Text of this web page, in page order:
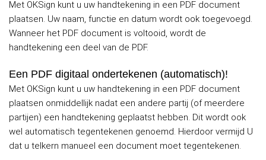
Met OKSign kunt u uw handtekening in een PDF document
plaatsen. Uw naam, functie en datum wordt ook toegevoegd.
Wanneer het PDF document is voltooid, wordt de
handtekening een deel van de PDF.
Een PDF digitaal ondertekenen (automatisch)!
Met OKSign kunt u uw handtekening in een PDF document
plaatsen onmiddellijk nadat een andere partij (of meerdere
partijen) een handtekening geplaatst hebben. Dit wordt ook
wel automatisch tegentekenen genoemd. Hierdoor vermijd U
dat u telkern manueel een document moet tegentekenen.